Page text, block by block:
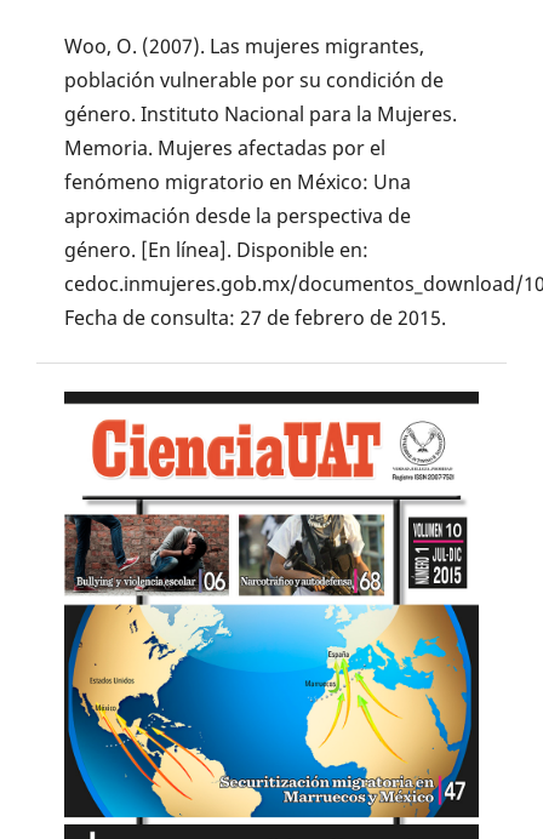
Woo, O. (2007). Las mujeres migrantes,
población vulnerable por su condición de
género. Instituto Nacional para la Mujeres.
Memoria. Mujeres afectadas por el
fenómeno migratorio en México: Una
aproximación desde la perspectiva de
género. [En línea]. Disponible en:
cedoc.inmujeres.gob.mx/documentos_download/
Fecha de consulta: 27 de febrero de 2015.